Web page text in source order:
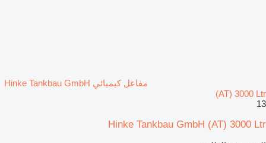
مفاعل كيميائي Hinke Tankbau GmbH
(AT) 3000 Ltr
13
Hinke Tankbau GmbH (AT) 3000 Ltr